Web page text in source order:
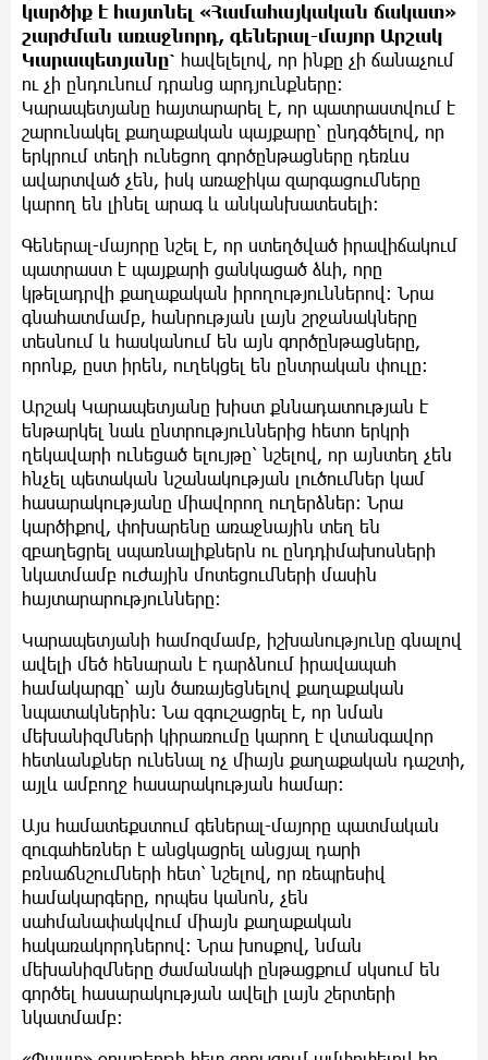
կարծիք է հայտնել «Համահայկական ճակատ»
շարժման առաջնորդ, գեներալ-մայոր Արշակ
Կարապետյանը՝ հավելելով, որ ինքը չի ճանաչում
ու չի ընդունում դրանց արդյունքները։
Կարապետյանը հայտարարել է, որ պատրաստվում է
շարունակել քաղաքական պայքարը՝ ընդգծելով, որ
երկրում տեղի ունեցող գործընթացները դեռևս
ավարտված չեն, իսկ առաջիկա զարգացումները
կարող են լինել արագ և անկանխատեսելի։
Գեներալ-մայորը նշել է, որ ստեղծված իրավիճակում
պատրաստ է պայքարի ցանկացած ձևի, որը
կթելադրվի քաղաքական իրողություններով։ Նրա
գնահատմամբ, հանրության լայն շրջանակները
տեսնում և հասկանում են այն գործընթացները,
որոնք, ըստ իրեն, ուղեկցել են ընտրական փուլը։
Արշակ Կարապետյանը խիստ քննադատության է
ենթարկել նաև ընտրություններից հետո երկրի
ղեկավարի ունեցած ելույթը՝ նշելով, որ այնտեղ չեն
հնչել պետական նշանակության լուծումներ կամ
հասարակությանը միավորող ուղերձներ։ Նրա
կարծիքով, փոխարենը առաջնային տեղ են
զբաղեցրել սպառնալիքներն ու ընդդիմախոսների
նկատմամբ ուժային մոտեցումների մասին
հայտարարությունները։
Կարապետյանի համոզմամբ, իշխանությունը գնալով
ավելի մեծ հենարան է դարձնում իրավապահ
համակարգը՝ այն ծառայեցնելով քաղաքական
նպատակներին։ Նա զգուշացրել է, որ նման
մեխանիզմների կիրառումը կարող է վտանգավոր
հետևանքներ ունենալ ոչ միայն քաղաքական դաշտի,
այլև ամբողջ հասարակության համար։
Այս համատեքստում գեներալ-մայորը պատմական
զուգահեռներ է անցկացրել անցյալ դարի
բռնաճնշումների հետ՝ նշելով, որ ռեպրեսիվ
համակարգերը, որպես կանոն, չեն
սահմանափակվում միայն քաղաքական
հակառակորդներով։ Նրա խոսքով, նման
մեխանիզմները ժամանակի ընթացքում սկսում են
գործել հասարակության ավելի լայն շերտերի
նկատմամբ։